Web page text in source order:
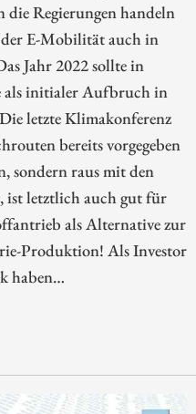
die Regierungen handeln
der E-Mobilität auch in
Jahr 2022 sollte in
initialer Aufbruch in
letzte Klimakonferenz
bereits vorgegeben
sondern raus mit den
ist letztlich auch gut für
als Alternative zur
Produktion! Als Investor
haben…